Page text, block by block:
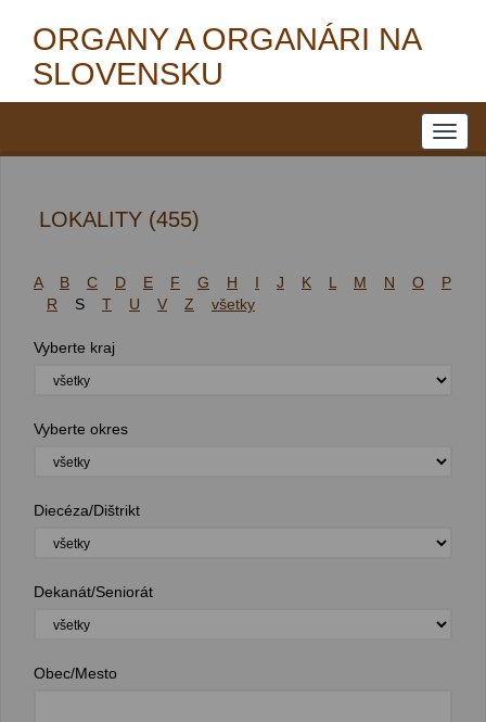
ORGANY A ORGANÁRI NA
SLOVENSKU
LOKALITY (455)
A B C D E F G H I J K L M N O
P
R S T U V Z všetky
Vyberte kraj
Vyberte okres
Diecéza/Dištrikt
Dekanát/Seniorát
Obec/Mesto